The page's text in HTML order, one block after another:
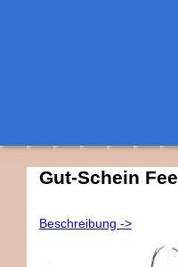
Gut-Schein Fee
Beschreibung ->